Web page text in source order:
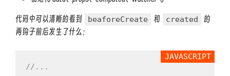
代码中可以清晰的看到
beaforeCreate 和 created
的
两钩子前后发生了什么：
//...